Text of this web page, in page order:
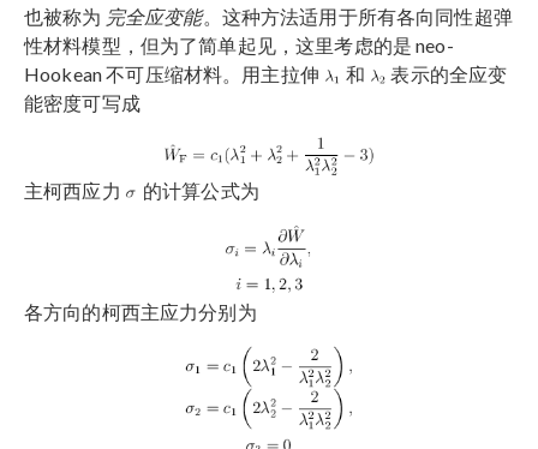
也被称为 完全应变能。这种方法适用于所有各向同性超弹
性材料模型，但为了简单起见，这里考虑的是 neo-
Hookean 不可压缩材料。用主拉伸
和
表示的全应变
能密度可写成
主柯西应力 的计算公式为
各方向的柯西主应力分别为